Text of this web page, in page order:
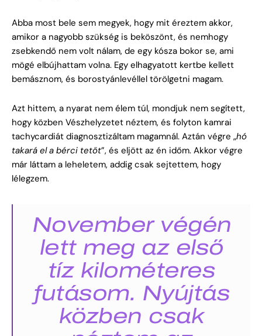
Abba most bele sem megyek, hogy mit éreztem akkor,
amikor a nagyobb szükség is beköszönt, és nemhogy
zsebkendő nem volt nálam, de egy kósza bokor se, ami
mögé elbújhattam volna. Egy elhagyatott kertbe kellett
bemásznom, és borostyánlevéllel törölgetni magam.
Azt hittem, a nyarat nem élem túl, mondjuk nem segített,
hogy közben Vészhelyzetet néztem, és folyton kamrai
tachycardiát diagnosztizáltam magamnál. Aztán végre „hó
takará el a bérci tetőt”, és eljött az én időm. Akkor végre
már láttam a leheletem, addig csak sejtettem, hogy
lélegzem.
November végén
lett meg az első
tíz kilométeres
futásom. Nyújtás
közben csak